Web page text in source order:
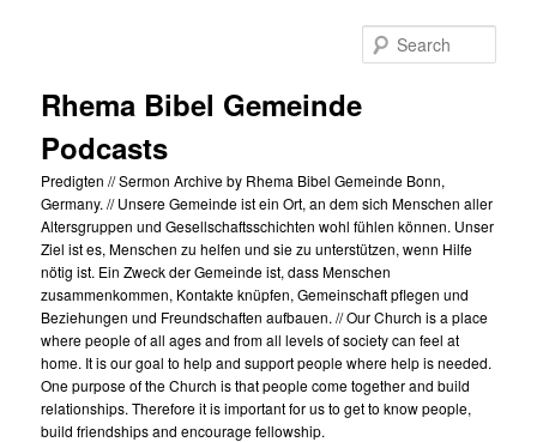
Rhema Bibel Gemeinde
Podcasts
Predigten // Sermon Archive by Rhema Bibel Gemeinde Bonn,
Germany. // Unsere Gemeinde ist ein Ort, an dem sich Menschen aller
Altersgruppen und Gesellschaftsschichten wohl fühlen können. Unser
Ziel ist es, Menschen zu helfen und sie zu unterstützen, wenn Hilfe
nötig ist. Ein Zweck der Gemeinde ist, dass Menschen
zusammenkommen, Kontakte knüpfen, Gemeinschaft pflegen und
Beziehungen und Freundschaften aufbauen. // Our Church is a place
where people of all ages and from all levels of society can feel at
home. It is our goal to help and support people where help is needed.
One purpose of the Church is that people come together and build
relationships. Therefore it is important for us to get to know people,
build friendships and encourage fellowship.